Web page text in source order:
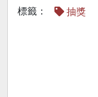
標籤： 抽獎